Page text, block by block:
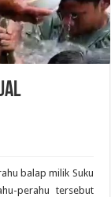
balap milik Suku
perahu tersebut